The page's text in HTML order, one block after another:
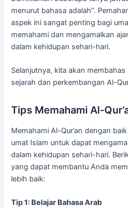
menurut bahasa adalah”.
aspek ini sangat penting bagi
memahami dan mengamalkan
dalam kehidupan sehari-hari.
Selanjutnya, kita akan
sejarah dan perkembangan Al-
Tips Memahami Al-
Memahami Al-Qur’an dengan
umat Islam untuk dapat
dalam kehidupan sehari-hari.
yang dapat membantu Anda
lebih baik:
Tip 1: Belajar Bahasa Arab